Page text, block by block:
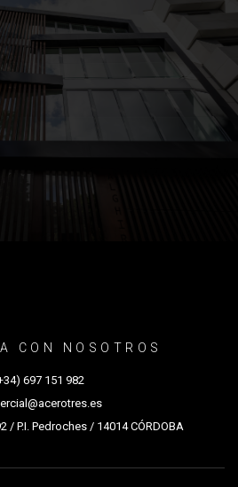
CON NOSOTROS
697 151 982
/ P.I. Pedroches / 14014 CÓRDOBA